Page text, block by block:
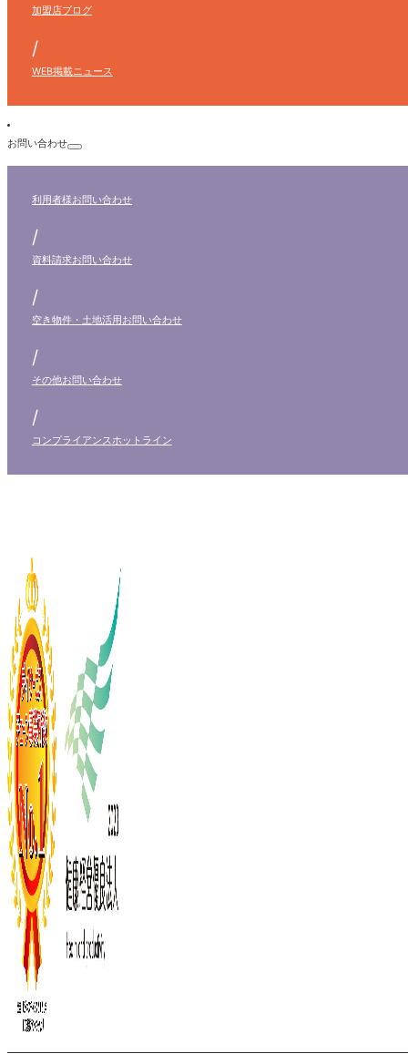
加盟店ブログ
/
WEB掲載ニュース
お問い合わせ
利用者様お問い合わせ
/
資料請求お問い合わせ
/
空き物件・土地活用お問い合わせ
/
その他お問い合わせ
/
コンプライアンスホットライン